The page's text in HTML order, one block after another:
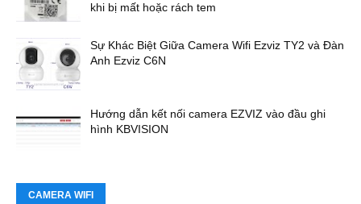
khi bị mất hoặc rách tem
Sự Khác Biệt Giữa Camera Wifi Ezviz TY2 và Đàn
Anh Ezviz C6N
Hướng dẫn kết nối camera EZVIZ vào đầu ghi
hình KBVISION
CAMERA WIFI